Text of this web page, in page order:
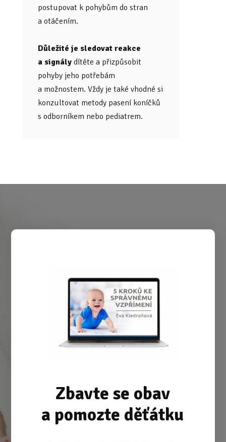
postupovat k pohybům do stran
a otáčením.
Důležité je sledovat reakce
a signálydítěte a přizpůsobit
pohyby jeho potřebám
a možnostem. Vždy je také vhodné si
konzultovat metody pasení koníčků
s odborníkem nebo pediatrem.
Zbavte se obav
a pomozte děťátku